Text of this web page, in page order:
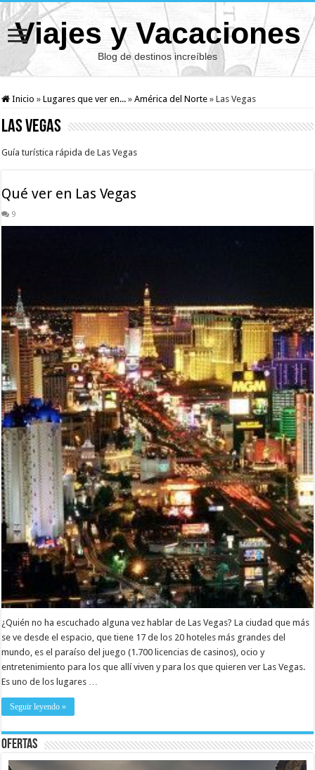
Viajes y Vacaciones
Blog de destinos increíbles
Inicio » Lugares que ver en... » América del Norte » Las Vegas
Las Vegas
Guía turística rápida de Las Vegas
Qué ver en Las Vegas
9
¿Quién no ha escuchado alguna vez hablar de Las Vegas? La ciudad que más
se ve desde el espacio, que tiene 17 de los 20 hoteles más grandes del
mundo, es el paraíso del juego (1.700 licencias de casinos), ocio y
entretenimiento para los que allí viven y para los que quieren ver Las Vegas.
Es uno de los lugares …
Seguir leyendo »
Ofertas